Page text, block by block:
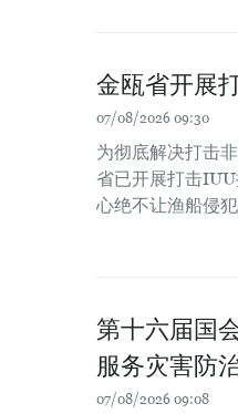
金瓯省开展
07/08/2026 09:30
为彻底解决打击
省已开展打击
心绝不让渔船侵
第十六届国
服务灾害防
07/08/2026 09:08